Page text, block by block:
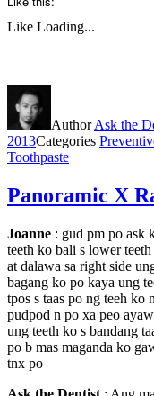
Like Loading...
AuthorAsk the
2013Categories
Toothpaste
Panoramic X
Joanne : gud pm po ask
teeth ko bali s lower
at dalawa sa right side
bagang ko po kaya ung
tpos s taas po ng teeh
pudpod n po xa peo
ung teeth ko s bandang
po b mas maganda ko
tnx po